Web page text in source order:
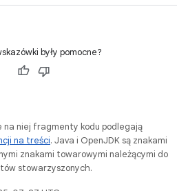
były pomocne?
na niej fragmenty kodu podlegają
na treści. Java i OpenJDK są znakami
znakami towarowymi należącymi do
stowarzyszonych.